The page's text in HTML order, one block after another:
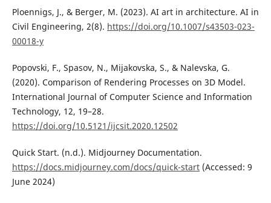
Ploennigs, J., & Berger, M. (2023). AI art in architecture. AI in
Civil Engineering, 2(8). https://doi.org/10.1007/s43503-023-
00018-y
Popovski, F., Spasov, N., Mijakovska, S., & Nalevska, G.
(2020). Comparison of Rendering Processes on 3D Model.
International Journal of Computer Science and Information
Technology, 12, 19–28.
https://doi.org/10.5121/ijcsit.2020.12502
Quick Start. (n.d.). Midjourney Documentation.
https://docs.midjourney.com/docs/quick-start(Accessed: 9
June 2024)